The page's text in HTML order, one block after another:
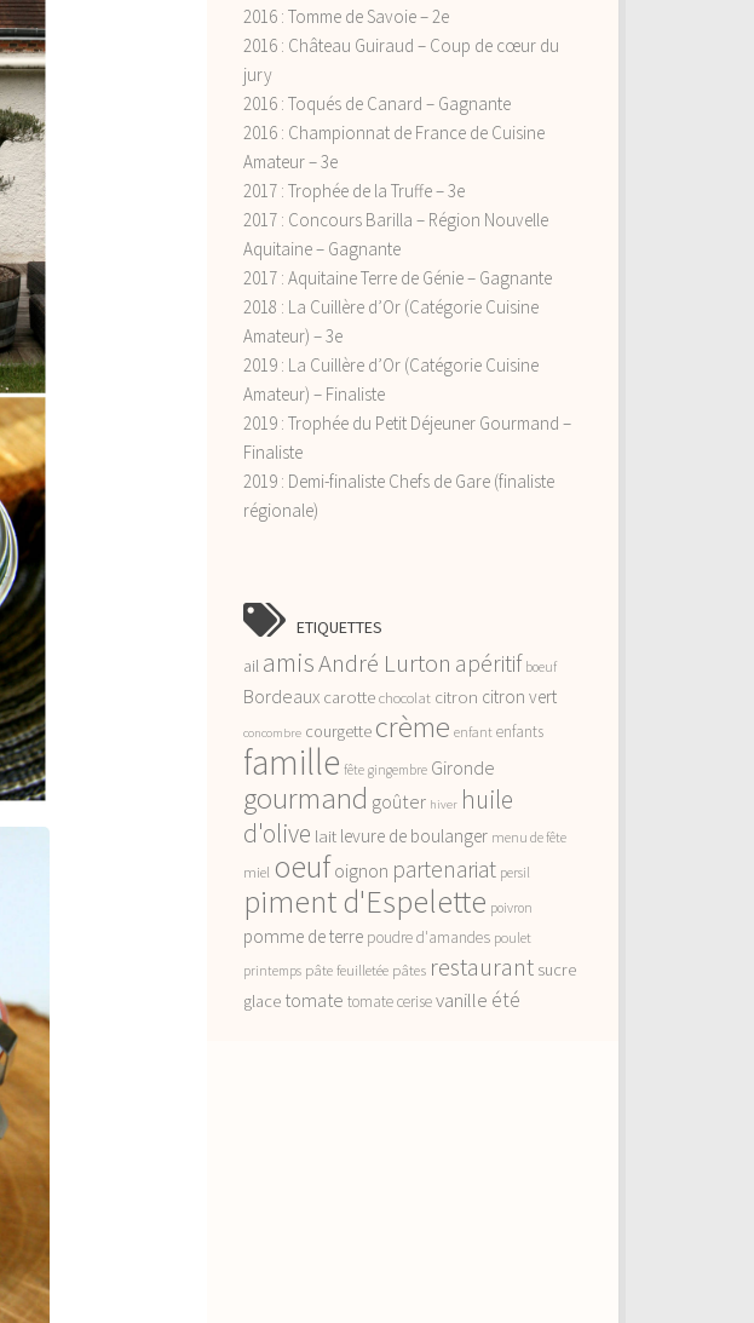
2016 : Tomme de Savoie – 2e
2016 : Château Guiraud – Coup de cœur du
jury
2016 : Toqués de Canard – Gagnante
2016 : Championnat de France de Cuisine
Amateur – 3e
2017 : Trophée de la Truffe – 3e
2017 : Concours Barilla – Région Nouvelle
Aquitaine – Gagnante
2017 : Aquitaine Terre de Génie – Gagnante
2018 : La Cuillère d’Or (Catégorie Cuisine
Amateur) – 3e
2019 : La Cuillère d’Or (Catégorie Cuisine
Amateur) – Finaliste
2019 : Trophée du Petit Déjeuner Gourmand –
Finaliste
2019 : Demi-finaliste Chefs de Gare (finaliste
régionale)
ETIQUETTES
ail amisAndré Lurton apéritif boeuf
Bordeaux carottechocolat citron citron vert
concombre courgette crème enfant enfants
famille fête gingembre Gironde
gourmand goûter hiver huile
d'olive lait levure de boulanger menu de fête
miel oeuf oignon partenariat persil
piment d'Espelette poivron
pomme de terre poudre d'amandes poulet
printemps pâte feuilletée pâtes restaurant sucre
glace tomate tomate cerisevanille été